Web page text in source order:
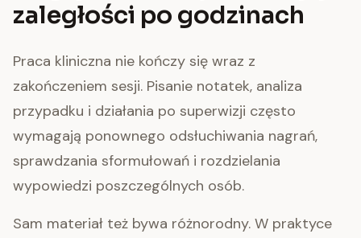
zaległości po godzinach
Praca kliniczna nie kończy się wraz z
zakończeniem sesji. Pisanie notatek, analiza
przypadku i działania po superwizji często
wymagają ponownego odsłuchiwania nagrań,
sprawdzania sformułowań i rozdzielania
wypowiedzi poszczególnych osób.
Sam materiał też bywa różnorodny. W praktyce